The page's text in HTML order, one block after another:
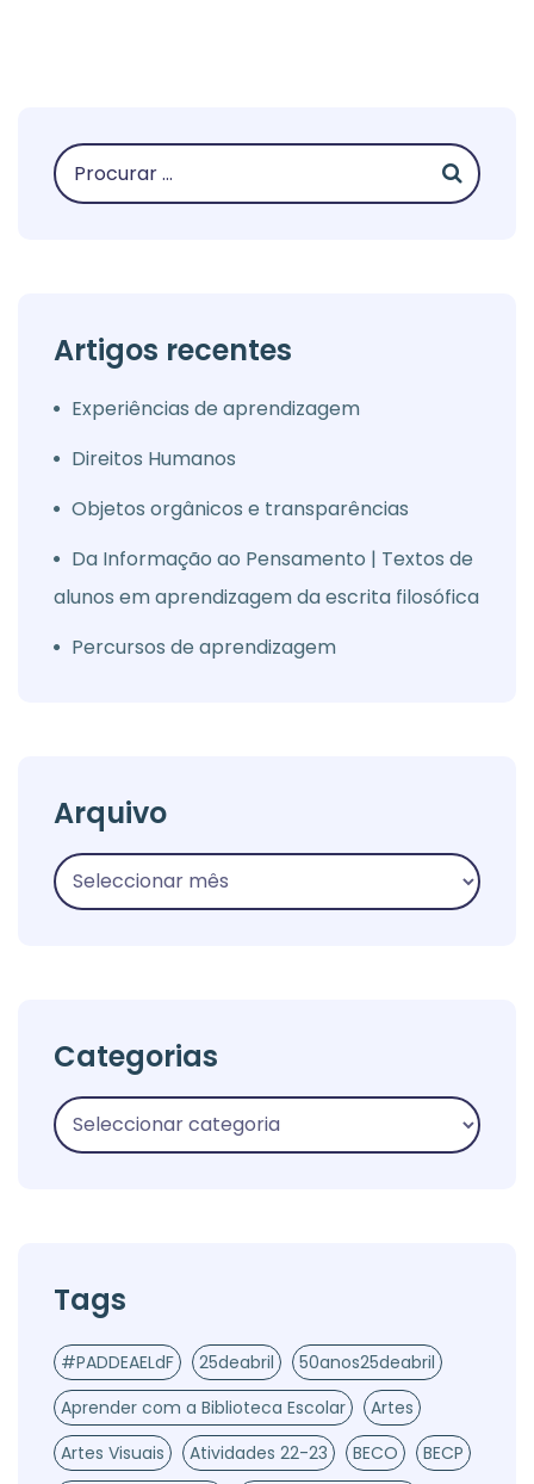
Artigos recentes
Experiências de aprendizagem
Direitos Humanos
Objetos orgânicos e transparências
Da Informação ao Pensamento | Textos de
alunos em aprendizagem da escrita filosófica
Percursos de aprendizagem
Arquivo
Categorias
Tags
#PADDEAELdF 25deabril
50anos25deabril
Aprender com a Biblioteca Escolar
Artes
Artes Visuais
Atividades 22-23 BECO
BECP